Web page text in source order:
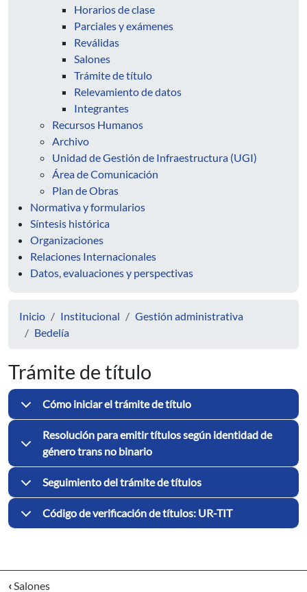
Horarios de clase
Parciales y exámenes
Reválidas
Salones
Trámite de título
Relevamiento de datos
Integrantes
Recursos Humanos
Archivo
Unidad de Gestión de Infraestructura (UGI)
Área de Comunicación
Plan de Obras
Normativa y formularios
Síntesis histórica
Organizaciones
Relaciones Internacionales
Datos, evaluaciones y perspectivas
Inicio Institucional
Gestión administrativa
Bedelía
Trámite de título
Cómo iniciar el trámite de título
Resolución para emitir títulos según identidad de
género trans no binario
Seguimiento del trámite de títulos
Código de verificación de títulos: UR-TIT
‹Salones